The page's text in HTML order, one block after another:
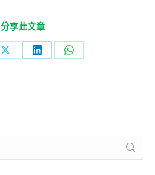
分享此文章
Share
Share
Share